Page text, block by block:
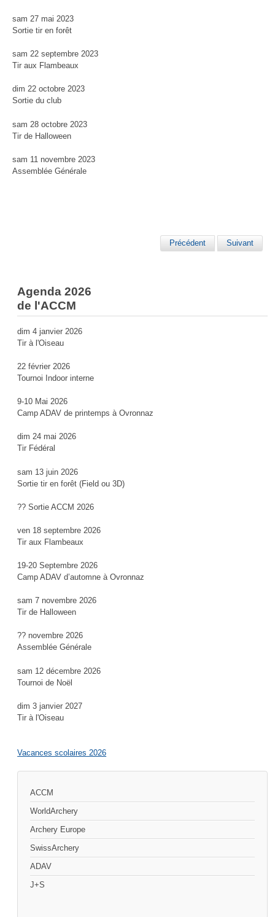
sam 27 mai 2023
Sortie tir en forêt
sam 22 septembre 2023
Tir aux Flambeaux
dim 22 octobre 2023
Sortie du club
sam 28 octobre 2023
Tir de Halloween
sam 11 novembre 2023
Assemblée Générale
Précédent Suivant
Agenda 2026
de l'ACCM
dim 4 janvier 2026
Tir à l'Oiseau
22 février 2026
Tournoi Indoor interne
9-10 Mai 2026
Camp ADAV de printemps à Ovronnaz
dim 24 mai 2026
Tir Fédéral
sam 13 juin 2026
Sortie tir en forêt (Field ou 3D)
?? Sortie ACCM 2026
ven 18 septembre 2026
Tir aux Flambeaux
19-20 Septembre 2026
Camp ADAV d’automne à Ovronnaz
sam 7 novembre 2026
Tir de Halloween
?? novembre 2026
Assemblée Générale
sam 12 décembre 2026
Tournoi de Noël
dim 3 janvier 2027
Tir à l'Oiseau
Vacances scolaires 2026
ACCM
WorldArchery
Archery Europe
SwissArchery
ADAV
J+S